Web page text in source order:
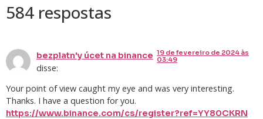
584 respostas
bezplatn'y úcet na binance
disse:
19 de fevereiro de 2024 às
03:49
Your point of view caught my eye and was very interesting.
Thanks. I have a question for you.
https://www.binance.com/cs/register?ref=YY80CKRN